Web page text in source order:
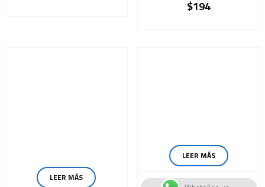
$194
LEER MÁS
LEER MÁS